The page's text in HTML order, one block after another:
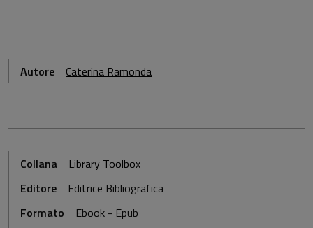
Autore Caterina Ramonda
Collana
Library Toolbox
Editore
Editrice Bibliografica
Formato
Ebook - Epub